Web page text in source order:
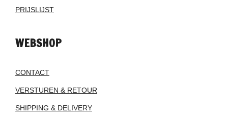
PRIJSLIJST
WEBSHOP
CONTACT
VERSTUREN & RETOUR
SHIPPING & DELIVERY